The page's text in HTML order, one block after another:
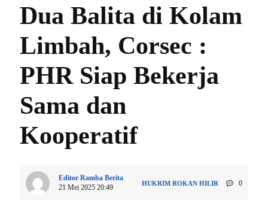
Dua Balita di Kolam
Limbah, Corsec :
PHR Siap Bekerja
Sama dan
Kooperatif
Editor Ramba Berita
21 Mei 2025 20:49
HUKRIM ROKAN HILIR 0